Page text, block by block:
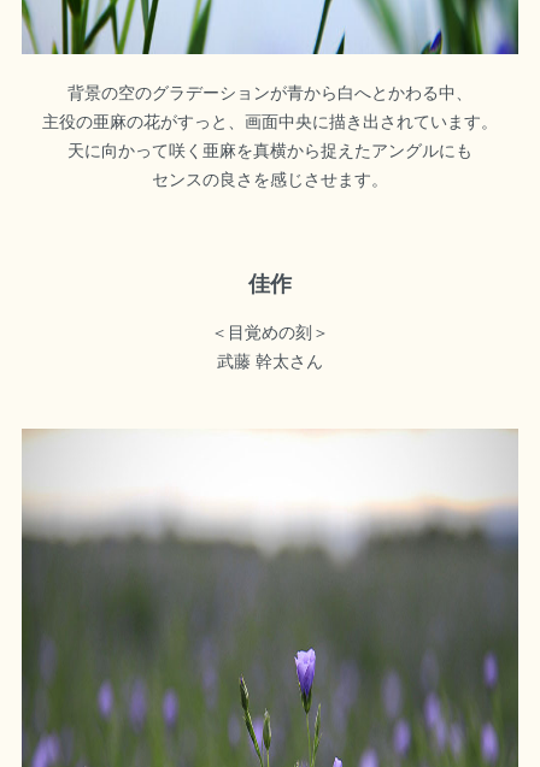
背景の空のグラデーションが青から白へとかわる中、
主役の亜麻の花がすっと、画面中央に描き出されています。
天に向かって咲く亜麻を真横から捉えたアングルにも
センスの良さを感じさせます。
佳作
＜目覚めの刻＞
武藤 幹太さん